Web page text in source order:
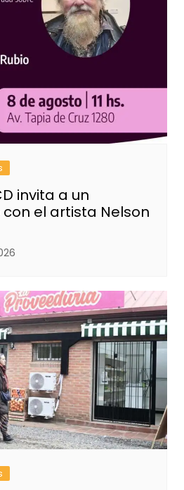
invita a un
el artista Nelson